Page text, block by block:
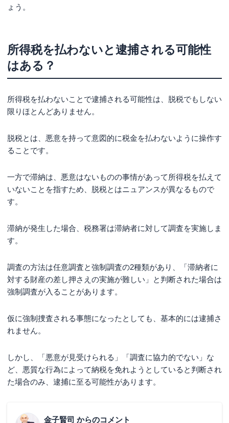
ょう。
所得税を払わないと逮捕される可能性
はある？
所得税を払わないことで逮捕される可能性は、脱税でもしない
限りほとんどありません。
脱税とは、悪意を持って意図的に税金を払わないように操作す
ることです。
一方で滞納は、悪意はないものの事情があって所得税を払えて
いないことを指すため、脱税とはニュアンスが異なるもので
す。
滞納が発生した場合、税務署は滞納者に対して調査を実施しま
す。
調査の方法は任意調査と強制調査の2種類があり、「滞納者に
対する財産の差し押さえの実施が難しい」と判断された場合は
強制調査が入ることがあります。
仮に強制捜査される事態になったとしても、基本的には逮捕さ
れません。
しかし、「悪意が見受けられる」「調査に協力的でない」な
ど、悪質な行為によって納税を免れようとしていると判断され
た場合のみ、逮捕に至る可能性があります。
金子賢司 からのコメント